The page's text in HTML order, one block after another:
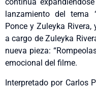
lanzamiento del tema
Ponce y Zuleyka Rivera,
a cargo de Zuleyka
nueva pieza:
emocional del filme.
Interpretado por Carlos